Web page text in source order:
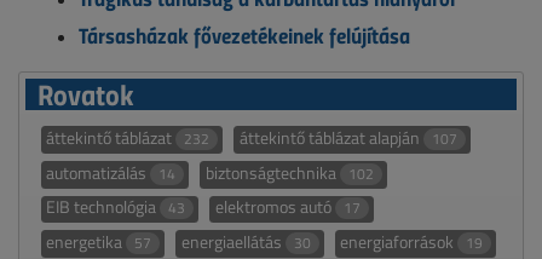
Társasházak fővezetékeinek felújítása
Rovatok
áttekintő táblázat 232 áttekintő táblázat alapján 107
automatizálás 14 biztonságtechnika 102
EIB technológia 43 elektromos autó 17
energetika 57 energiaellátás 30 energiaforrások 19